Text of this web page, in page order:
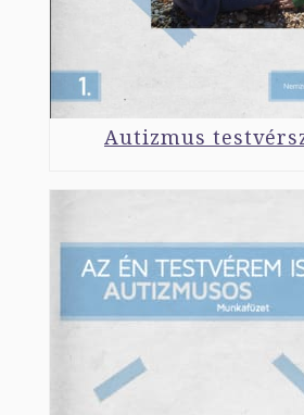
Autizmus